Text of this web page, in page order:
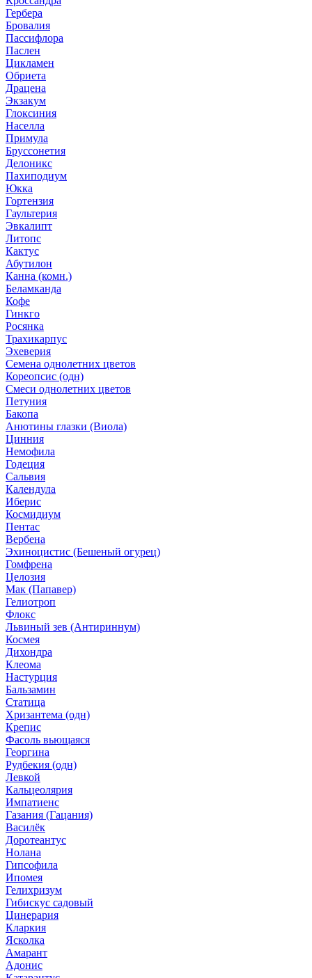
Гербера
Бровалия
Пассифлора
Паслен
Цикламен
Обриета
Драцена
Экзакум
Глоксиния
Населла
Примула
Бруссонетия
Делоникс
Пахиподиум
Юкка
Гортензия
Гаультерия
Эвкалипт
Литопс
Кактус
Абутилон
Канна (комн.)
Беламканда
Кофе
Гинкго
Росянка
Трахикарпус
Эхеверия
Семена однолетних цветов
Кореопсис (одн)
Смеси однолетних цветов
Петуния
Бакопа
Анютины глазки (Виола)
Цинния
Немофила
Годеция
Сальвия
Календула
Иберис
Космидиум
Пентас
Вербена
Эхиноцистис (Бешеный огурец)
Гомфрена
Целозия
Мак (Папавер)
Гелиотроп
Флокс
Львиный зев (Антириннум)
Космея
Дихондра
Клеома
Настурция
Бальзамин
Статица
Хризантема (одн)
Крепис
Фасоль вьющаяся
Георгина
Рудбекия (одн)
Левкой
Кальцеолярия
Импатиенс
Газания (Гацания)
Василёк
Доротеантус
Нолана
Гипсофила
Ипомея
Гелихризум
Гибискус садовый
Цинерария
Кларкия
Ясколка
Амарант
Адонис